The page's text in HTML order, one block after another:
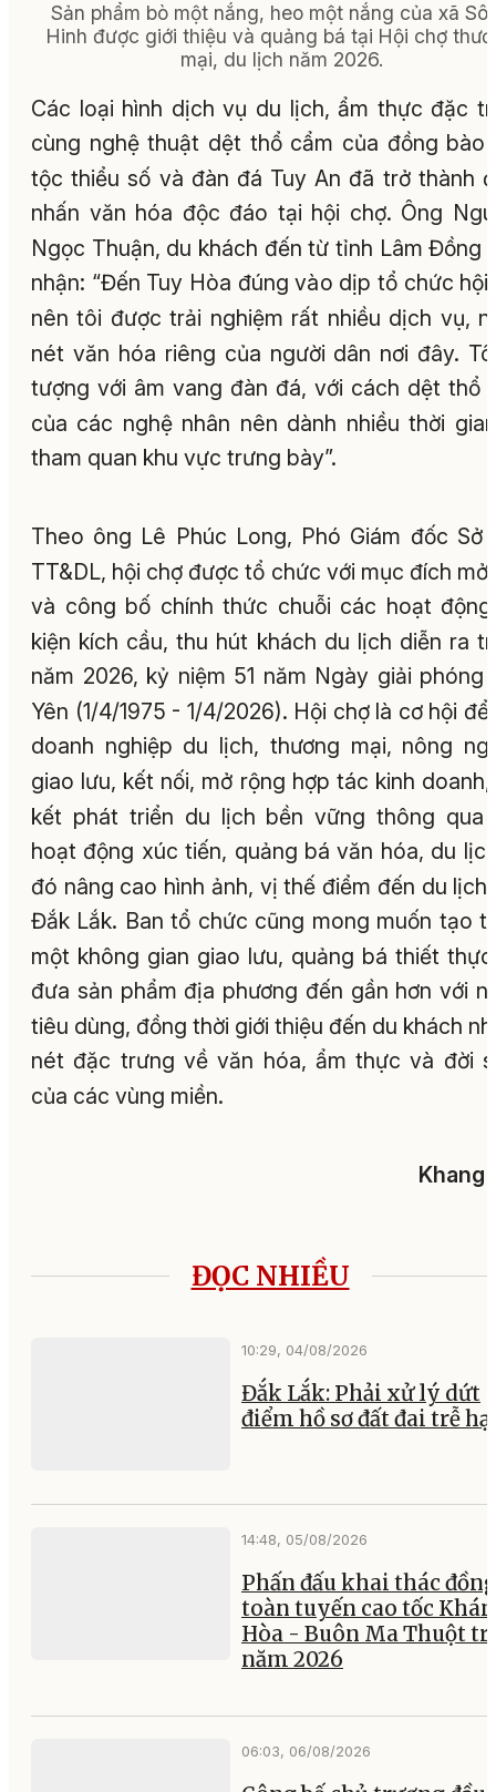
Sản phẩm bò một nắng, heo một nắng của xã
Hinh được giới thiệu và quảng bá tại Hội chợ
mại, du lịch năm 2026.
Các loại hình dịch vụ du lịch, ẩm thực đặc
cùng nghệ thuật dệt thổ cẩm của đồng bào
tộc thiểu số và đàn đá Tuy An đã trở thành
nhấn văn hóa độc đáo tại hội chợ. Ông
Ngọc Thuận, du khách đến từ tỉnh Lâm Đồng
nhận: “Đến Tuy Hòa đúng vào dịp tổ chức hội
nên tôi được trải nghiệm rất nhiều dịch vụ,
nét văn hóa riêng của người dân nơi đây.
tượng với âm vang đàn đá, với cách dệt thổ
của các nghệ nhân nên dành nhiều thời
tham quan khu vực trưng bày”.
Theo ông Lê Phúc Long, Phó Giám đốc Sở
TT&DL, hội chợ được tổ chức với mục đích mở
và công bố chính thức chuỗi các hoạt
kiện kích cầu, thu hút khách du lịch diễn ra
năm 2026, kỷ niệm 51 năm Ngày giải phóng
Yên (1/4/1975 - 1/4/2026). Hội chợ là cơ hội
doanh nghiệp du lịch, thương mại, nông
giao lưu, kết nối, mở rộng hợp tác kinh doanh,
kết phát triển du lịch bền vững thông qua
hoạt động xúc tiến, quảng bá văn hóa, du
đó nâng cao hình ảnh, vị thế điểm đến du lịch
Đắk Lắk. Ban tổ chức cũng mong muốn tạo
một không gian giao lưu, quảng bá thiết
đưa sản phẩm địa phương đến gần hơn với
tiêu dùng, đồng thời giới thiệu đến du khách
nét đặc trưng về văn hóa, ẩm thực và đời
của các vùng miền.
Khang
ĐỌC NHIỀU
10:29, 04/08/2026
Đắk Lắk: Phải xử lý dứt
điểm hồ sơ đất đai trễ
14:48, 05/08/2026
Phấn đấu khai thác
toàn tuyến cao tốc
Hòa - Buôn Ma Thuột
năm 2026
06:03, 06/08/2026